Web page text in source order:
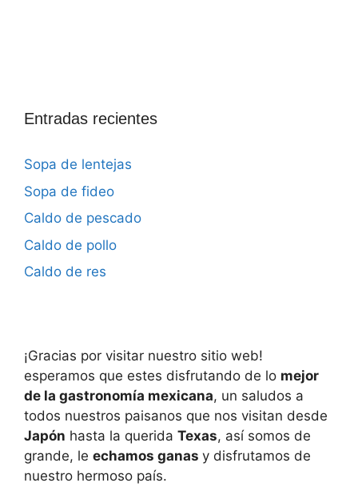
Entradas recientes
Sopa de lentejas
Sopa de fideo
Caldo de pescado
Caldo de pollo
Caldo de res
¡Gracias por visitar nuestro sitio web!
esperamos que estes disfrutando de lo mejor
de la gastronomía mexicana, un saludos a
todos nuestros paisanos que nos visitan desde
Japón hasta la querida Texas, así somos de
grande, le echamos ganas y disfrutamos de
nuestro hermoso país.